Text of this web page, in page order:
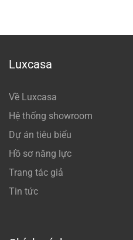
Luxcasa
Về Luxcasa
Hệ thống showroom
Dự án tiêu biểu
Hồ sơ năng lực
Trang tác giả
Tin tức